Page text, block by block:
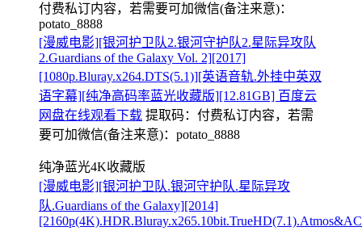
付费私订内容，若需要可加微信(备注来意)：
potato_8888
[漫威电影][银河护卫队2.银河守护队2.星际异攻队
2.Guardians of the Galaxy Vol. 2][2017]
[1080p.Bluray.x264.DTS(5.1)][英语音轨.外挂中英双
语字幕][纯净高码率蓝光收藏版][12.81GB] 百度云
网盘在线观看下载 提取码： 付费私订内容，若需
要可加微信(备注来意)：potato_8888
纯净蓝光4K收藏版
[漫威电影][银河护卫队.银河守护队.星际异攻
队.Guardians of the Galaxy][2014]